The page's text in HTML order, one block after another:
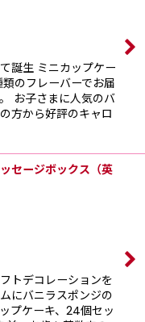
誕生 ミニカップケー
のフレーバーでお届
お子さまに人気のバ
方から好評のキャロ
セージボックス（英
トデコレーションを
にバニラスポンジの
プケーキ、24個セッ